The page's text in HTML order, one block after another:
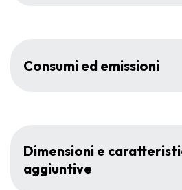
Consumi ed emissioni
Dimensioni e
aggiuntive